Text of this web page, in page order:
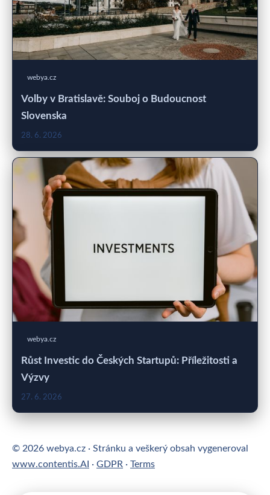
webya.cz
Volby v Bratislavě: Souboj o Budoucnost
Slovenska
28. 6. 2026
webya.cz
Růst Investic do Českých Startupů: Příležitosti a
Výzvy
27. 6. 2026
© 2026 webya.cz · Stránku a veškerý obsah vygeneroval
www.contentis.AI · GDPR · Terms